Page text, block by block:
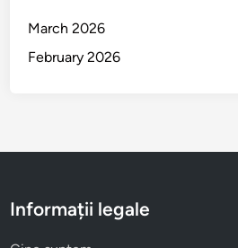
March 2026
February 2026
Informații legale